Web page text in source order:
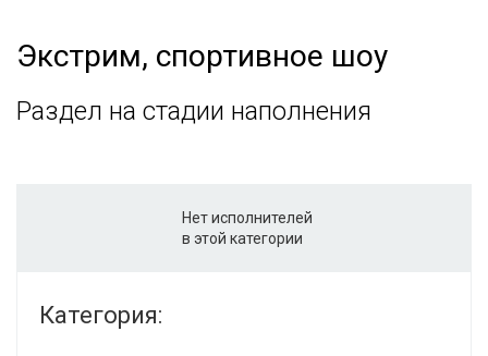
Экстрим, спортивное шоу
Раздел на стадии наполнения
Нет исполнителей
в этой категории
Категория: